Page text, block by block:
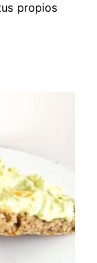
propios